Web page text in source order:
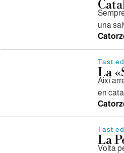
una
Tast
La
Així
en
Tast
La
Volta